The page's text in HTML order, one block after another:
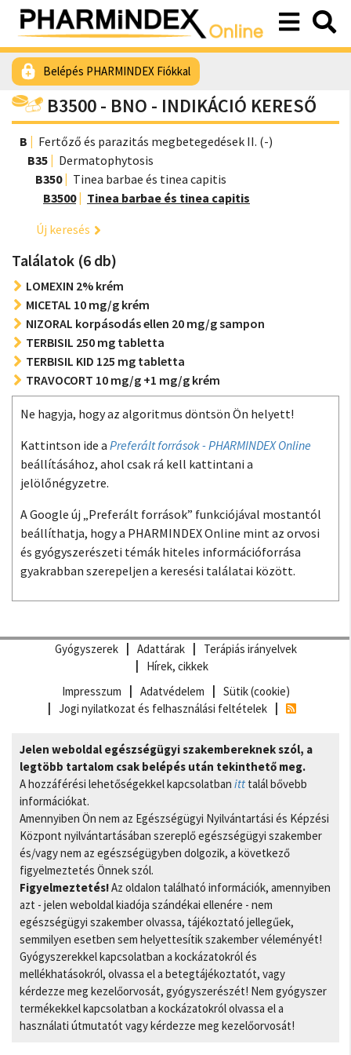
Belépés PHARMINDEX Fiókkal
B3500 - BNO - INDIKÁCIÓ KERESŐ
B
Fertőző és parazitás megbetegedések II. (-)
B35
Dermatophytosis
B350
Tinea barbae és tinea capitis
B3500
Tinea barbae és tinea capitis
Új keresés
Találatok (6 db)
LOMEXIN 2% krém
MICETAL 10 mg/g krém
NIZORAL korpásodás ellen 20 mg/g sampon
TERBISIL 250 mg tabletta
TERBISIL KID 125 mg tabletta
TRAVOCORT 10 mg/g +1 mg/g krém
Ne hagyja, hogy az algoritmus döntsön Ön helyett!
Kattintson ide a Preferált források - PHARMINDEX Online
beállításához, ahol csak rá kell kattintani a
jelölőnégyzetre.
A Google új „Preferált források” funkciójával mostantól
beállíthatja, hogy a PHARMINDEX Online mint az orvosi
és gyógyszerészeti témák hiteles információforrása
gyakrabban szerepeljen a keresési találatai között.
Gyógyszerek Adattárak
Terápiás irányelvek
Hírek, cikkek
Impresszum
Adatvédelem
Sütik (cookie)
Jogi nyilatkozat és felhasználási feltételek
Jelen weboldal egészségügyi szakembereknek szól, a
legtöbb tartalom csak belépés után tekinthető meg.
A hozzáférési lehetőségekkel kapcsolatban itt talál bővebb
információkat.
Amennyiben Ön nem az Egészségügyi Nyilvántartási és Képzési
Központ nyilvántartásában szereplő egészségügyi szakember
és/vagy nem az egészségügyben dolgozik, a következő
figyelmeztetés Önnek szól.
Figyelmeztetés!Az oldalon található információk, amennyiben
azt - jelen weboldal kiadója szándékai ellenére - nem
egészségügyi szakember olvassa, tájékoztató jellegűek,
semmilyen esetben sem helyettesítik szakember véleményét!
Gyógyszerekkel kapcsolatban a kockázatokról és
mellékhatásokról, olvassa el a betegtájékoztatót, vagy
kérdezze meg kezelőorvosát, gyógyszerészét! Nem gyógyszer
termékekkel kapcsolatban a kockázatokról olvassa el a
használati útmutatót vagy kérdezze meg kezelőorvosát!